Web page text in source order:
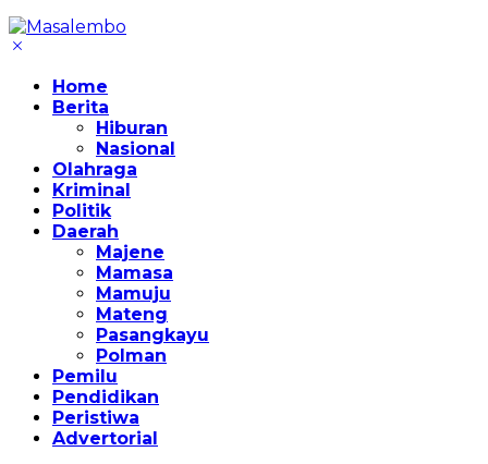
Home
Berita
Hiburan
Nasional
Olahraga
Kriminal
Politik
Daerah
Majene
Mamasa
Mamuju
Mateng
Pasangkayu
Polman
Pemilu
Pendidikan
Peristiwa
Advertorial